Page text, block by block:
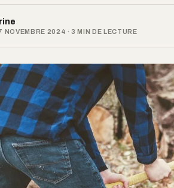
NOVEMBRE 2024 · 3 MIN DE LECTURE